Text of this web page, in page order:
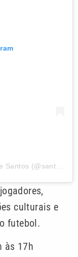
culturais e
futebol.
às 17h